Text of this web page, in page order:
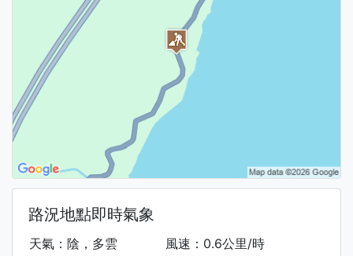
路況地點即時氣象
天氣：陰，多雲
風速：0.6公里/時